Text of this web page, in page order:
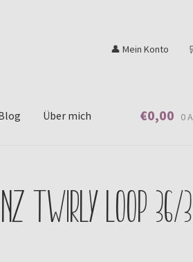
👤 Mein Konto
Über mich €0,00 0
Twirly Loop